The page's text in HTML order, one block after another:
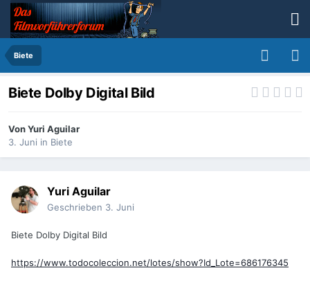
Biete
Biete Dolby Digital Bild
VonYuri Aguilar
3. Juni in Biete
Yuri Aguilar
Geschrieben 3. Juni
Biete Dolby Digital Bild
https://www.todocoleccion.net/lotes/show?Id_Lote=686176345